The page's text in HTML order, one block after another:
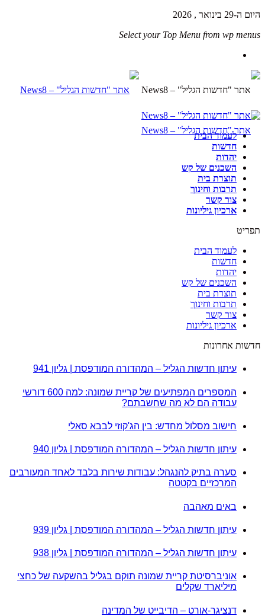
היום ה-29 בינואר , 2026
Select your Top Menu from wp menus
לעמוד הבית
חדשות
יהדות
השכנים של קש
תוצרת בית
תרבות וחינוך
צור קשר
ארכיון גיליונות
תפריט
לעמוד הבית
חדשות
יהדות
השכנים של קש
תוצרת בית
תרבות וחינוך
צור קשר
ארכיון גיליונות
חדשות אחרונות
עיתון חדשות הגליל – המהדורה המודפסת | גליון 941
המספרים המפתיעים של קריית שמונה: למה 600 דורשי
עבודה הם לא מה שחשבתם?
חישוב מסלול מחדש: בין הג'קוזי לבבא סאלי
עיתון חדשות הגליל – המהדורה המודפסת | גליון 940
סערה בתיק להנגהל: עבודות שירות בלבד לאחד המעורבים
המרכזיים בקטטה
באים מאהבה
עיתון חדשות הגליל – המהדורה המודפסת | גליון 939
עיתון חדשות הגליל – המהדורה המודפסת | גליון 938
אוניברסיטת קריית שמונה תוקם בגליל בהשקעה של כחצי
מיליארד שקלים
דנציגר-אורט – הדיבייט של המדינה